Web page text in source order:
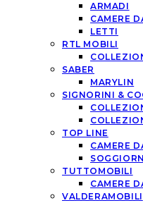
ARMADI
CAMERE
LETTI
RTL MOBILI
SABER
MARYLIN
SIGNORINI &
TOP LINE
CAMERE
TUTTOMOBILI
CAMERE
VALDERAMOBILI